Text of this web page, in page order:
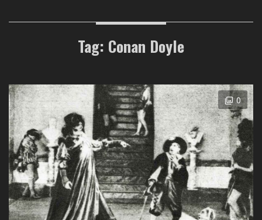
Tag: Conan Doyle
0